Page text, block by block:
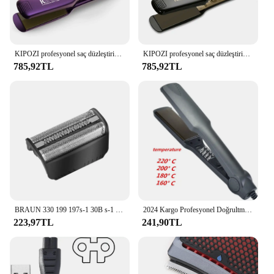
9895 is a versatile and dependable choice.
785,92TL
KIPOZI profesyonel saç düzleştirici ve bukle makinesi dijital LCD ekran titanyum düz çift hızlı ısıtma şekillendirici aracı
785,92TL
223,97TL
2024 Kargo Profesyonel Doğrultma Ütüler Elektrikli Saç Düzleştirici Düzleştirici Hızlı Isınma Şekillendirici Araçları
241,90TL